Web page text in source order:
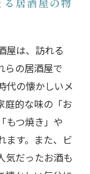
屋は、訪れる
らの居酒屋で
代の懐かしいメ
庭的な味の「お
もつ焼き」や
ます。また、ビ
気だったお酒も